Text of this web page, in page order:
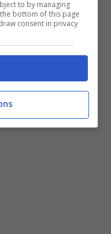
Milledì
Irpinia Rosato
Rosato DOC
qualità rosato
to by managing
bottom of this page
consent in privacy